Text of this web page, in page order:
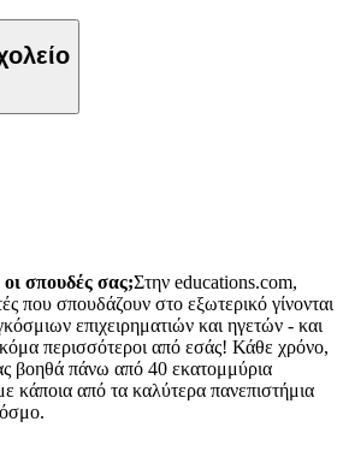
σπουδές σας;Στην educations.com,
που σπουδάζουν στο εξωτερικό γίνονται
επιχειρηματιών και ηγετών - και
περισσότεροι από εσάς! Κάθε χρόνο,
βοηθά πάνω από 40 εκατομμύρια
κάποια από τα καλύτερα πανεπιστήμια